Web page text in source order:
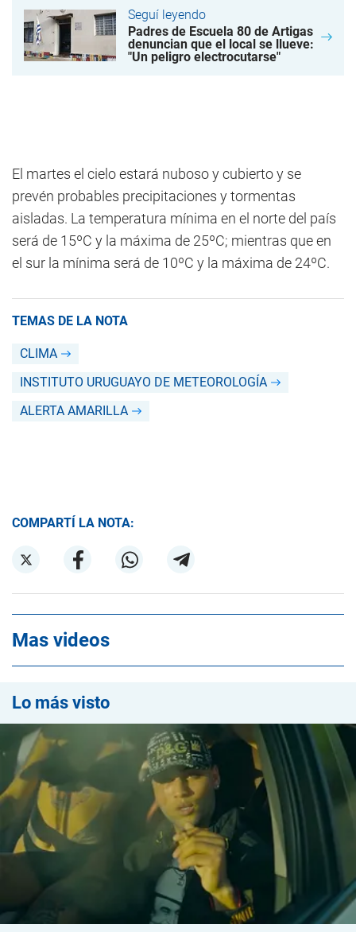
Seguí leyendo
Padres de Escuela 80 de Artigas
denuncian que el local se llueve:
"Un peligro electrocutarse"
El martes el cielo estará nuboso y cubierto y se
prevén probables precipitaciones y tormentas
aisladas. La temperatura mínima en el norte del país
será de 15ºC y la máxima de 25ºC; mientras que en
el sur la mínima será de 10ºC y la máxima de 24ºC.
TEMAS DE LA NOTA
CLIMA
INSTITUTO URUGUAYO DE METEOROLOGÍA
ALERTA AMARILLA
COMPARTÍ LA NOTA:
Mas videos
Lo más visto